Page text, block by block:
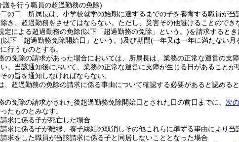
護を行う職員の超過勤務の免除)
の二
所属長は、小学校就学の始期に達するまでの子を養育する職員が
き、超過勤務をさせてはならない。 ただし、災害その他避けることのでき
定による超過勤務の免除(以下「超過勤務の免除」という。)を請求するとき
(以下「超過勤務免除開始日」という。)及び期間(一年又は一年に満たない
行うものとする。
の免除の請求があった場合においては、所属長は、業務の正常な運営の
。 当該通知後において、業務の正常な運営に支障が生じる日があること
の旨を通知しなければならない。
、超過勤務の免除の請求に係る事由について確認する必要があると認め
の免除の請求がされた後超過勤務免除開始日とされた日の前日までに、 次
たものとみなす。
求に係る子が死亡した場合
求に係る子が離縁、養子縁組の取消しその他これらに準ずる事由により
求をした職員が当該請求に係る子と同居しないこととなった場合